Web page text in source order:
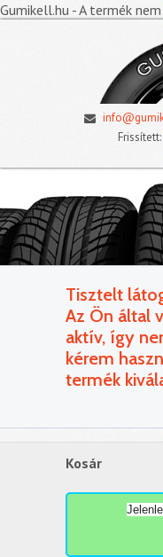
Gumikell.hu - A termék
Tisztelt
Az Ön által
aktív, így
kérem
termék
Kosár